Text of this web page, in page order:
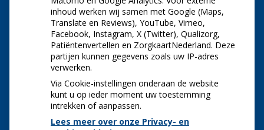
Gezond tandvlees: de basis voor een gezonde
mond
Naar de tandarts in het buitenland? Wees op je
hoede!
(Mond)zorgkosten gemaakt in 2025? Check of
die aftrekbaar zijn
inhoud werken wij samen met Google (Maps,
Translate en Reviews), YouTube, Vimeo,
Facebook, Instagram, X (Twitter), Qualizorg,
Patiëntenvertellen en ZorgkaartNederland. Deze
partijen kunnen gegevens zoals uw IP-adres
verwerken.
Via Cookie-instellingen onderaan de website
kunt u op ieder moment uw toestemming
intrekken of aanpassen.
Lees meer over onze Privacy- en